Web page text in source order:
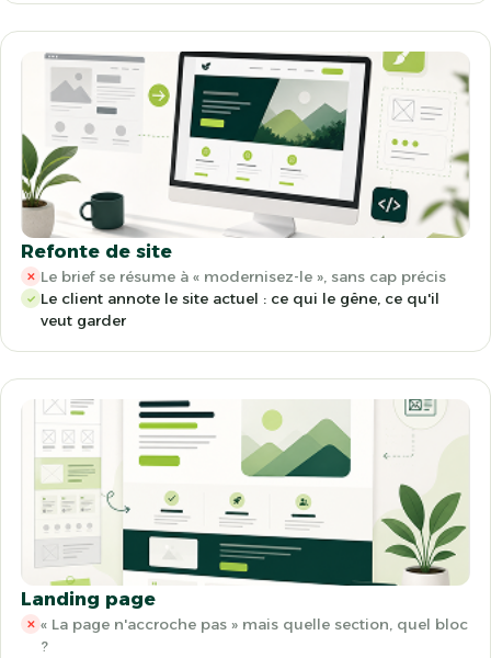
Refonte de site
✕ Le brief se résume à « modernisez-le », sans cap précis
✓ Le client annote le site actuel : ce qui le gêne, ce qu'il
veut garder
Landing page
✕ « La page n'accroche pas » mais quelle section, quel bloc
?